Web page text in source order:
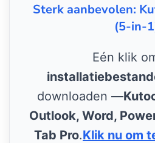
Sterk aanbevolen:
(5-in-
Eén klik
downloaden —
Outlook, Word,
Tab Pro.Klik nu om